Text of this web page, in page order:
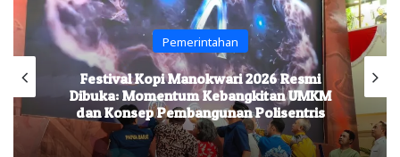
Pemerintahan
Festival Kopi Manokwari 2026 Resmi
Dibuka: Momentum Kebangkitan UMKM
dan Konsep Pembangunan Polisentris